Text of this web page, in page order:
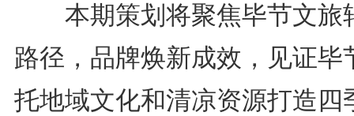
本期策划将聚焦毕节文旅
路径，品牌焕新成效，见证毕
托地域文化和清凉资源打造四